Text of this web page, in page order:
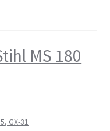
MS 180
GX-31